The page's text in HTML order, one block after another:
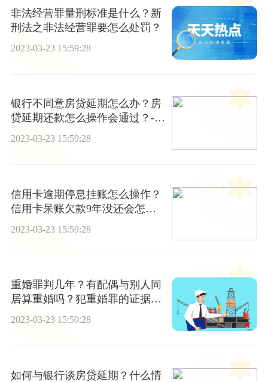
非法经营罪量刑标准是什么？新
刑法之非法经营罪要怎么处罚？
2023-03-23 15:59:28
银行不同意房贷延期怎么办？房
贷延期还款怎么操作会通过？-焦
点讯息
2023-03-23 15:59:28
信用卡逾期停息挂账怎么操作？
信用卡呆账欠款9年没还会怎么
2023-03-23 15:59:28
重婚罪判几年？有配偶与别人同
居算重婚吗？犯重婚罪的证据要
怎么找？
2023-03-23 15:59:28
如何与银行谈房贷延期？什么情